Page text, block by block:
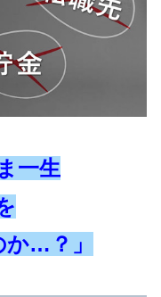
一生
…？」